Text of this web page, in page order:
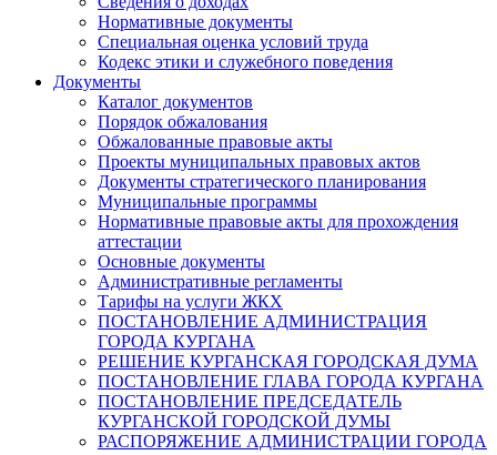
Нормативные документы
Специальная оценка условий труда
Кодекс этики и служебного поведения
Документы
Каталог документов
Порядок обжалования
Обжалованные правовые акты
Проекты муниципальных правовых актов
Документы стратегического планирования
Муниципальные программы
Нормативные правовые акты для прохождения
аттестации
Основные документы
Административные регламенты
Тарифы на услуги ЖКХ
ПОСТАНОВЛЕНИЕ АДМИНИСТРАЦИЯ
ГОРОДА КУРГАНА
РЕШЕНИЕ КУРГАНСКАЯ ГОРОДСКАЯ ДУМА
ПОСТАНОВЛЕНИЕ ГЛАВА ГОРОДА КУРГАНА
ПОСТАНОВЛЕНИЕ ПРЕДСЕДАТЕЛЬ
КУРГАНСКОЙ ГОРОДСКОЙ ДУМЫ
РАСПОРЯЖЕНИЕ АДМИНИСТРАЦИИ ГОРОДА